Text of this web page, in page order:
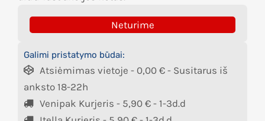
Neturime
Galimi pristatymo būdai:
Atsiėmimas vietoje - 0,00 € - Susitarus iš
anksto 18-22h
Venipak Kurjeris - 5,90 € - 1-3d.d